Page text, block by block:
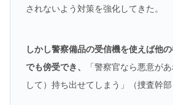
されないよう対策を強化してきた。
しかし警察備品の受信機を使えば他
でも傍受でき、
「警察官なら悪意が
して）持ち出せてしまう」（捜査幹部